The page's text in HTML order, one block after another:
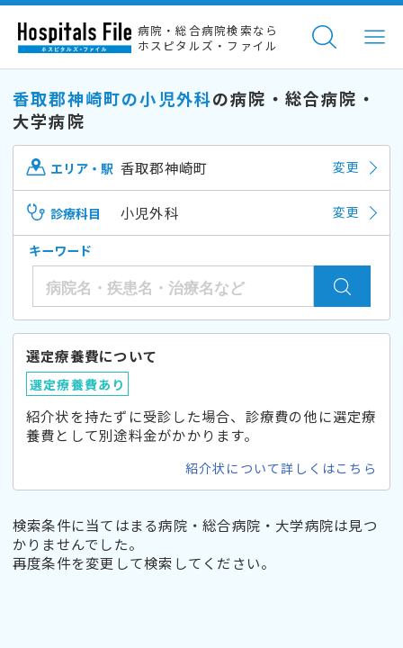
病院・総合病院検索なら
ホスピタルズ・ファイル
香取郡神崎町の小児外科の病院・総合病院・
大学病院
エリア・駅 香取郡神崎町 変更
診療科目 小児外科 変更
キーワード
選定療養費について
選定療養費あり
紹介状を持たずに受診した場合、診療費の他に選定療
養費として別途料金がかかります。
紹介状について詳しくはこちら
検索条件に当てはまる病院・総合病院・大学病院は見つ
かりませんでした。
再度条件を変更して検索してください。